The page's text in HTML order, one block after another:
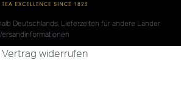
Deutschlands, Lieferzeiten für andere Länder
Vertrag widerrufen